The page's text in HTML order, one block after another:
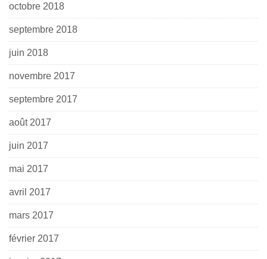
octobre 2018
septembre 2018
juin 2018
novembre 2017
septembre 2017
août 2017
juin 2017
mai 2017
avril 2017
mars 2017
février 2017